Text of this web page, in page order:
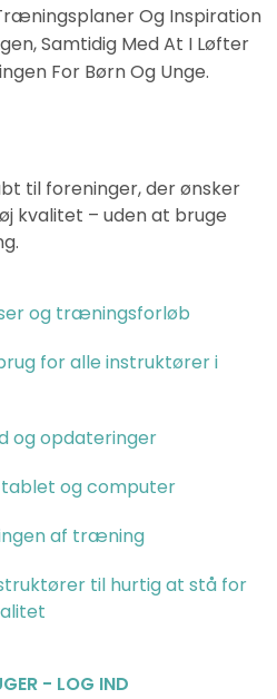
Og Inspiration
Samtidig Med At I Løfter
For Børn Og Unge.
til foreninger, der ønsker
kvalitet – uden at bruge
og træningsforløb
for alle instruktører i
og opdateringer
tablet og computer
af træning
til hurtig at stå for
- LOG IND